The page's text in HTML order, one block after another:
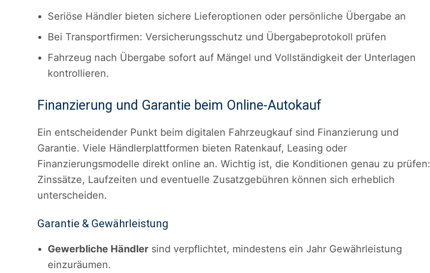
Seriöse Händler bieten sichere Lieferoptionen oder persönliche Übergabe an
Bei Transportfirmen: Versicherungsschutz und Übergabeprotokoll prüfen
Fahrzeug nach Übergabe sofort auf Mängel und Vollständigkeit der Unterlagen
kontrollieren.
Finanzierung und Garantie beim Online-Autokauf
Ein entscheidender Punkt beim digitalen Fahrzeugkauf sind Finanzierung und
Garantie. Viele Händlerplattformen bieten Ratenkauf, Leasing oder
Finanzierungsmodelle direkt online an. Wichtig ist, die Konditionen genau zu prüfen:
Zinssätze, Laufzeiten und eventuelle Zusatzgebühren können sich erheblich
unterscheiden.
Garantie & Gewährleistung
Gewerbliche Händler sind verpflichtet, mindestens ein Jahr Gewährleistung
einzuräumen.